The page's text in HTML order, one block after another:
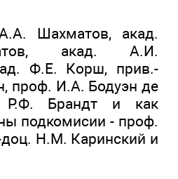
Шахматов, акад.
акад. А.И.
Ф.Е. Корш, прив.-
проф. И.А. Бодуэн де
Р.Ф. Брандт и как
подкомисии - проф.
Н.М. Каринский и